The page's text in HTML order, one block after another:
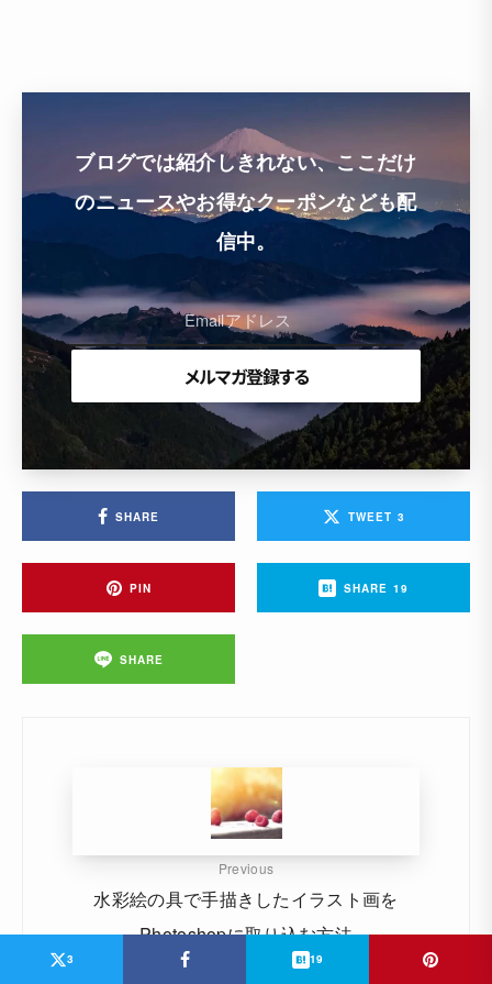
ブログでは紹介しきれない、ここだけ
のニュースやお得なクーポンなども配
信中。
SHARE TWEET 3
PIN SHARE 19
SHARE
Previous
水彩絵の具で手描きしたイラスト画を
Photoshopに取り込む方法
3 19